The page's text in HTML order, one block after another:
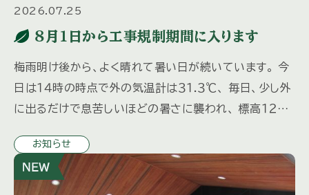
2026.07.25
８月１日から工事規制期間に入ります
梅雨明け後から、よく晴れて暑い日が続いています。 今
日は１４時の時点で外の気温計は３１.３℃、 毎日、少し外
に出るだけで息苦しいほどの暑さに襲われ、 標高１２００
なります […]
お知らせ